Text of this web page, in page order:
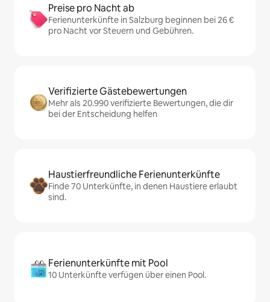
Preise pro Nacht ab
Ferienunterkünfte in Salzburg beginnen bei 26 €
pro Nacht vor Steuern und Gebühren.
Verifizierte Gästebewertungen
Mehr als 20.990 verifizierte Bewertungen, die dir
bei der Entscheidung helfen
Haustierfreundliche Ferienunterkünfte
Finde 70 Unterkünfte, in denen Haustiere erlaubt
sind.
Ferienunterkünfte mit Pool
10 Unterkünfte verfügen über einen Pool.